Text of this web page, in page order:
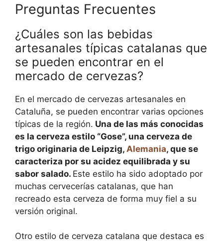
Preguntas Frecuentes
¿Cuáles son las bebidas
artesanales típicas catalanas que
se pueden encontrar en el
mercado de cervezas?
En el mercado de cervezas artesanales en
Cataluña, se pueden encontrar varias opciones
típicas de la región. Una de las más conocidas
es la cerveza estilo “Gose”, una cerveza de
trigo originaria de Leipzig, Alemania, que se
caracteriza por su acidez equilibrada y su
sabor salado. Este estilo ha sido adoptado por
muchas cervecerías catalanas, que han
recreado esta cerveza de forma muy fiel a su
versión original.
Otro estilo de cerveza catalana que destaca es